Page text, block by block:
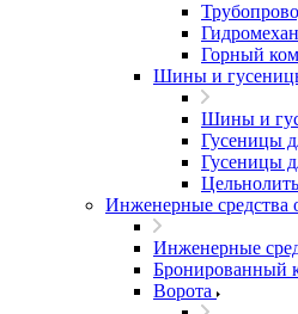
Горный
Шины и
Шины и
Гусеницы
Гусеницы
Инженерные средства
Инженерные
Бронированный
Ворота